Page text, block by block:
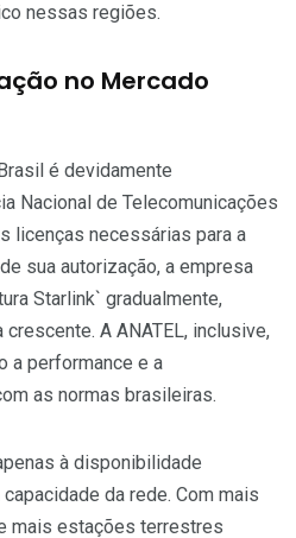
nessas regiões.
no Mercado
é devidamente
Nacional de Telecomunicações
licenças necessárias para a
sua autorização, a empresa
Starlink` gradualmente,
A ANATEL, inclusive,
a performance e a
as normas brasileiras.
à disponibilidade
da rede. Com mais
mais estações terrestres